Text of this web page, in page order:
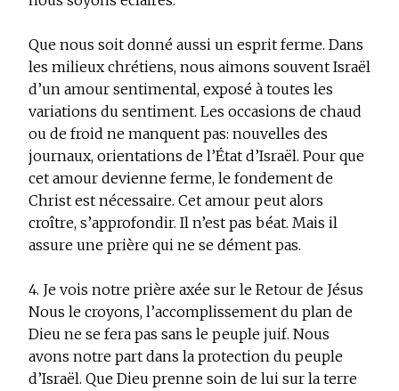
Que nous soit donné aussi un esprit ferme. Dans
les milieux chrétiens, nous aimons souvent Israël
d’un amour sentimental, exposé à toutes les
variations du sentiment. Les occasions de chaud
ou de froid ne manquent pas: nouvelles des
journaux, orientations de l’État d’Israël. Pour que
cet amour devienne ferme, le fondement de
Christ est nécessaire. Cet amour peut alors
croître, s’approfondir. Il n’est pas béat. Mais il
assure une prière qui ne se dément pas.
4. Je vois notre prière axée sur le Retour de Jésus
Nous le croyons, l’accomplissement du plan de
Dieu ne se fera pas sans le peuple juif. Nous
avons notre part dans la protection du peuple
d’Israël. Que Dieu prenne soin de lui sur la terre